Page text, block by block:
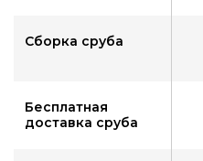
Сборка сруба
Бесплатная
доставка сруба